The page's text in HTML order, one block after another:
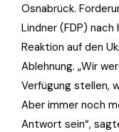
Osnabrück.
Lindner (FDP)
Reaktion auf den
Ablehnung. „Wir
Verfügung stellen,
Aber immer noch
Antwort sein“,